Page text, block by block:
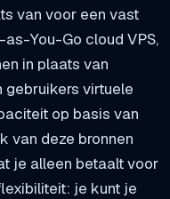
van voor een vast
You-Go cloud VPS,
in plaats van
gebruikers virtuele
op basis van
van deze bronnen
je alleen betaalt voor
je kunt je